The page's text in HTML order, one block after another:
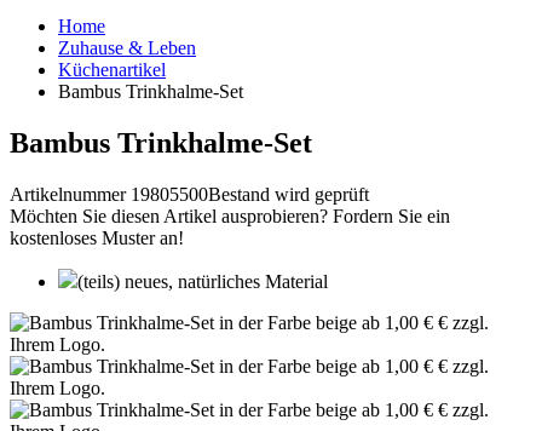
Home
Zuhause & Leben
Küchenartikel
Bambus Trinkhalme-Set
Bambus Trinkhalme-Set
Artikelnummer 19805500Bestand wird geprüft
Möchten Sie diesen Artikel ausprobieren? Fordern Sie ein
kostenloses Muster an!
(teils) neues, natürliches Material